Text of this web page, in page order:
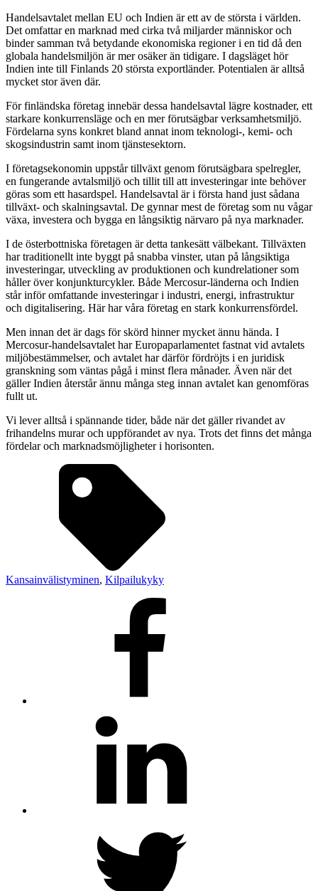
Handelsavtalet mellan EU och Indien är ett av de största i världen.
Det omfattar en marknad med cirka två miljarder människor och
binder samman två betydande ekonomiska regioner i en tid då den
globala handelsmiljön är mer osäker än tidigare. I dagsläget hör
Indien inte till Finlands 20 största exportländer. Potentialen är alltså
mycket stor även där.
För finländska företag innebär dessa handelsavtal lägre kostnader, ett
starkare konkurrensläge och en mer förutsägbar verksamhetsmiljö.
Fördelarna syns konkret bland annat inom teknologi-, kemi- och
skogsindustrin samt inom tjänstesektorn.
I företagsekonomin uppstår tillväxt genom förutsägbara spelregler,
en fungerande avtalsmiljö och tillit till att investeringar inte behöver
göras som ett hasardspel. Handelsavtal är i första hand just sådana
tillväxt- och skalningsavtal. De gynnar mest de företag som nu vågar
växa, investera och bygga en långsiktig närvaro på nya marknader.
I de österbottniska företagen är detta tankesätt välbekant. Tillväxten
har traditionellt inte byggt på snabba vinster, utan på långsiktiga
investeringar, utveckling av produktionen och kundrelationer som
håller över konjunkturcykler. Både Mercosur-länderna och Indien
står inför omfattande investeringar i industri, energi, infrastruktur
och digitalisering. Här har våra företag en stark konkurrensfördel.
Men innan det är dags för skörd hinner mycket ännu hända. I
Mercosur-handelsavtalet har Europaparlamentet fastnat vid avtalets
miljöbestämmelser, och avtalet har därför fördröjts i en juridisk
granskning som väntas pågå i minst flera månader. Även när det
gäller Indien återstår ännu många steg innan avtalet kan genomföras
fullt ut.
Vi lever alltså i spännande tider, både när det gäller rivandet av
frihandelns murar och uppförandet av nya. Trots det finns det många
fördelar och marknadsmöjligheter i horisonten.
Kansainvälistyminen, Kilpailukyky